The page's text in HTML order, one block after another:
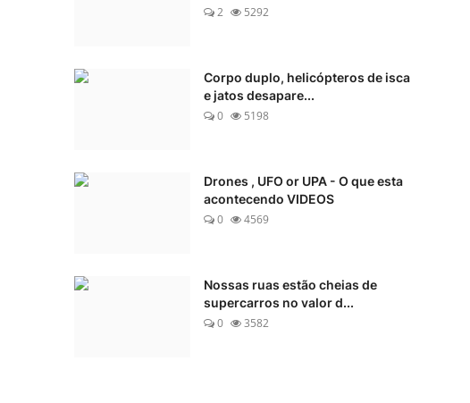
2
5292
Corpo duplo, helicópteros de isca
e jatos desapare...
0
5198
Drones , UFO or UPA - O que esta
acontecendo VIDEOS
0
4569
Nossas ruas estão cheias de
supercarros no valor d...
0
3582